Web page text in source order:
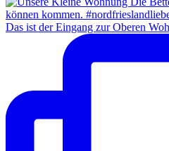
Das ist der Eingang zur Oberen